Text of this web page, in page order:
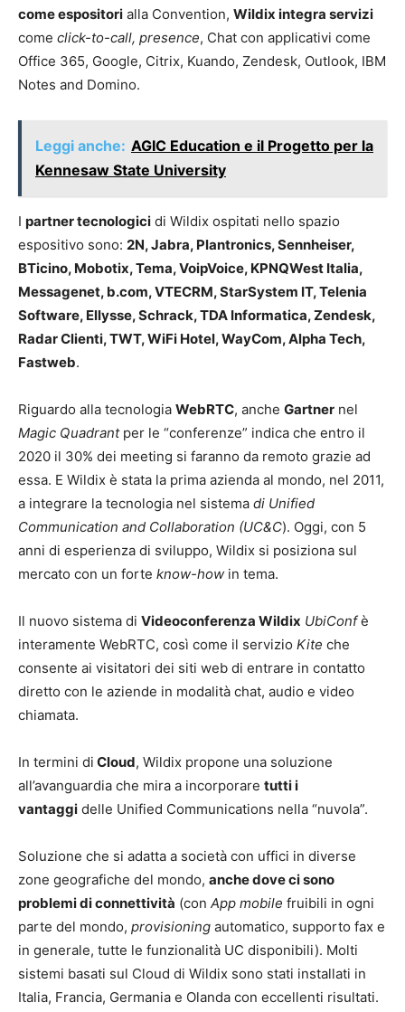
come espositori alla Convention, Wildix integra servizi
come click-to-call, presence, Chat con applicativi come
Office 365, Google, Citrix, Kuando, Zendesk, Outlook, IBM
Notes and Domino.
Leggi anche: AGIC Education e il Progetto per la
Kennesaw State University
I partner tecnologici di Wildix ospitati nello spazio
espositivo sono: 2N, Jabra, Plantronics, Sennheiser,
BTicino, Mobotix, Tema, VoipVoice, KPNQWest Italia,
Messagenet, b.com, VTECRM, StarSystem IT, Telenia
Software, Ellysse, Schrack, TDA Informatica, Zendesk,
Radar Clienti, TWT, WiFi Hotel, WayCom, Alpha Tech,
Fastweb.
Riguardo alla tecnologia WebRTC, anche Gartner nel
Magic Quadrantper le “conferenze” indica che entro il
2020 il 30% dei meeting si faranno da remoto grazie ad
essa. E Wildix è stata la prima azienda al mondo, nel 2011,
a integrare la tecnologia nel sistema di Unified
Communication and Collaboration (UC&C). Oggi, con 5
anni di esperienza di sviluppo, Wildix si posiziona sul
mercato con un forte know-how in tema.
Il nuovo sistema di Videoconferenza Wildix UbiConfè
interamente WebRTC, così come il servizio Kite che
consente ai visitatori dei siti web di entrare in contatto
diretto con le aziende in modalità chat, audio e video
chiamata.
In termini di Cloud, Wildix propone una soluzione
all’avanguardia che mira a incorporare tutti i
vantaggi delle Unified Communications nella “nuvola”.
Soluzione che si adatta a società con uffici in diverse
zone geografiche del mondo, anche dove ci sono
problemi di connettività (con App mobile fruibili in ogni
parte del mondo, provisioning automatico, supporto fax e
in generale, tutte le funzionalità UC disponibili). Molti
sistemi basati sul Cloud di Wildix sono stati installati in
Italia, Francia, Germania e Olanda con eccellenti risultati.